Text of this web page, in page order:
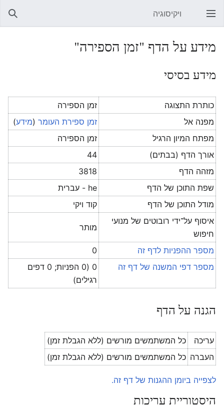
פתיחת התפריט הראשי ויקיסוגיה
מידע על הדף "זמן הספירה"
מידע בסיסי
כותרת התצוגה
זמן הספירה
מפנה אל
זמן ספירת העומר (מידע)
מפתח המיון הרגיל
זמן הספירה
אורך הדף (בבתים)
44
מזהה הדף
3818
שפת התוכן של הדף
he - עברית
מודל התוכן של הדף
קוד ויקי
איסוף על־ידי רובוטים של מנועי
חיפוש
מותר
מספר ההפניות לדף זה
0
מספר דפי המשנה של דף זה
0 (0 הפניות; 0 דפים
רגילים)
הגנה על הדף
עריכה
כל המשתמשים מורשים (ללא הגבלת זמן)
העברה כל המשתמשים מורשים (ללא הגבלת זמן)
לצפייה ביומן ההגנות של דף זה.
היסטוריית עריכות